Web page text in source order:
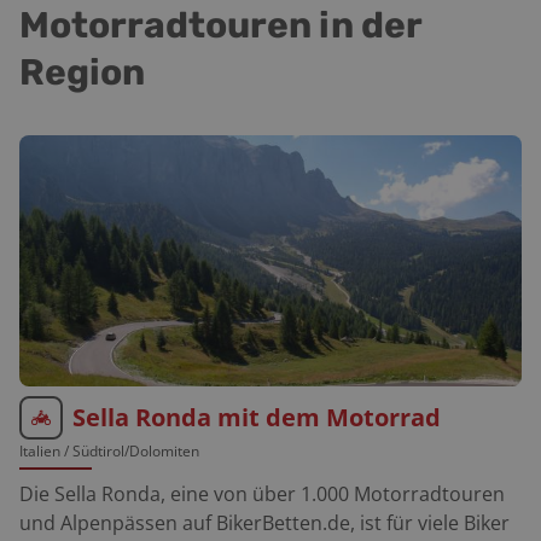
Motorradtouren in der
Region
Sella Ronda mit dem Motorrad
Italien/ Südtirol/Dolomiten
Die Sella Ronda, eine von über 1.000 Motorradtouren
und Alpenpässen auf BikerBetten.de, ist für viele Biker